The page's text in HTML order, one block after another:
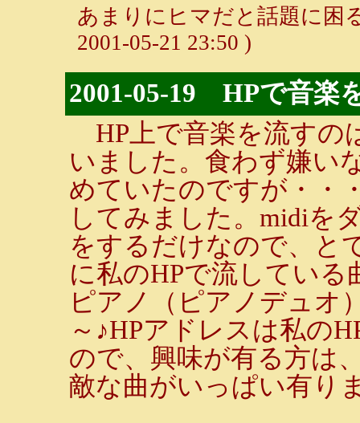
あまりにヒマだと話題に困
2001-05-21 23:50 )
2001-05-19 HPで音楽
HP上で音楽を流すの
いました。食わず嫌い
めていたのですが・・
してみました。midiを
をするだけなので、と
に私のHPで流してい
ピアノ（ピアノデュオ
～♪HPアドレスは私の
ので、興味が有る方は
敵な曲がいっぱい有り